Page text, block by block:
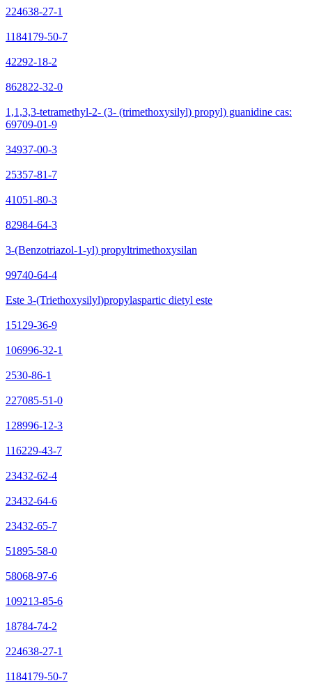
224638-27-1
1184179-50-7
42292-18-2
862822-32-0
1,1,3,3-tetramethyl-2- (3- (trimethoxysilyl) propyl) guanidine cas:
69709-01-9
34937-00-3
25357-81-7
41051-80-3
82984-64-3
3-(Benzotriazol-1-yl) propyltrimethoxysilan
99740-64-4
Este 3-(Triethoxysilyl)propylaspartic dietyl este
15129-36-9
106996-32-1
2530-86-1
227085-51-0
128996-12-3
116229-43-7
23432-62-4
23432-64-6
23432-65-7
51895-58-0
58068-97-6
109213-85-6
18784-74-2
224638-27-1
1184179-50-7